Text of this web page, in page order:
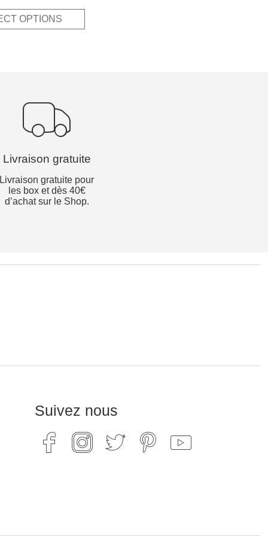
is:
6,00€.
OPTIONS
Livraison gratuite
Livraison gratuite pour
les box et dès 40€
d’achat sur le Shop.
Suivez nous